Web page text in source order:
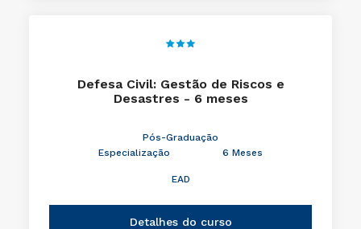
Defesa Civil: Gestão de Riscos e
Desastres - 6 meses
Pós-Graduação
Especialização
6 Meses
EAD
Detalhes do curso